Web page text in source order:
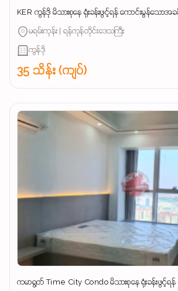
KER ကွန်ဒို မိသားစုနေ ရုံးခန်းဖွင့်ရန် ကောင်းမွန်သောအခ
မရမ်းကုန်း | ရန်ကုန်တိုင်းဒေသကြီး
ကွန်ဒို
35 သိန်း (ကျပ်)
ကမာရွတ် Time City Condo မိသားစုနေ ရုံးခန်းဖွင့်ရ